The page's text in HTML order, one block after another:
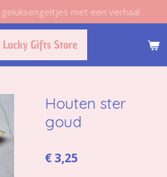
met een verhaal
Houten ster
goud
€ 3,25